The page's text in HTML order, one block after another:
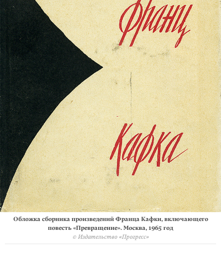
Обложка сборника произведений Франца Кафки, включающего
повесть «Превращение». Москва, 1965 год
© Издательство «Прогресс»